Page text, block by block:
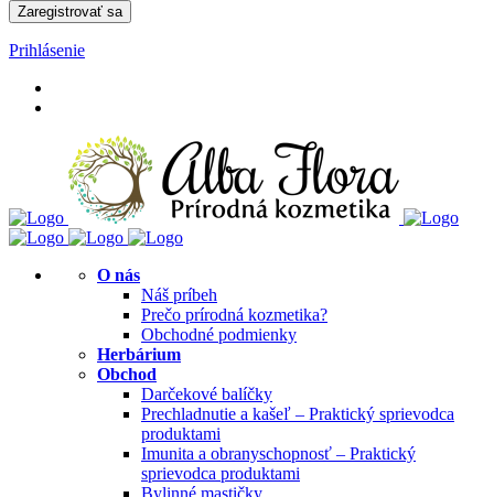
Prihlásenie
O nás
Náš príbeh
Prečo prírodná kozmetika?
Obchodné podmienky
Herbárium
Obchod
Darčekové balíčky
Prechladnutie a kašeľ – Praktický sprievodca
produktami
Imunita a obranyschopnosť – Praktický
sprievodca produktami
Bylinné mastičky